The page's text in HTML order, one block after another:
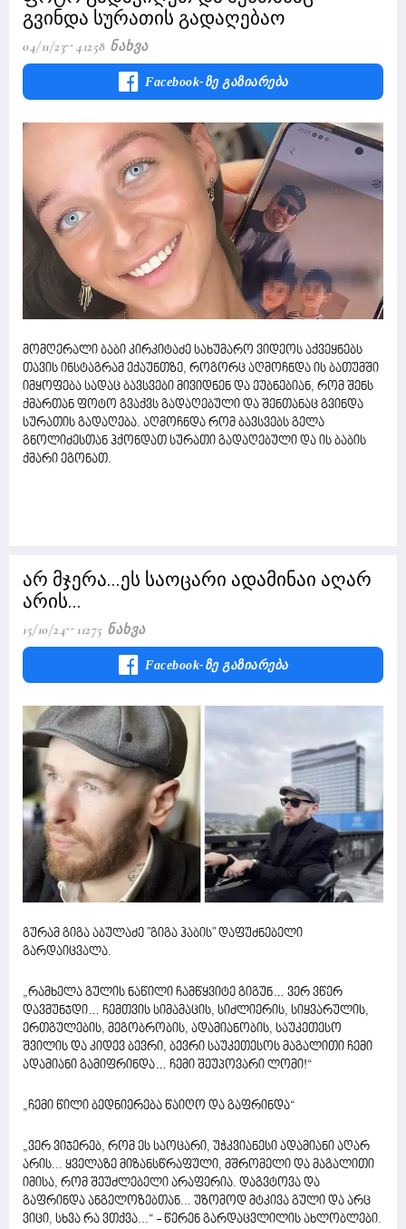
გვინდა სურათის გადაღებაო
04/11/23 41258 Ნახვა
Facebook-Ზე Გაზიარება
მომღერალი ბაბი კირკიტაძე სახუმარო ვიდეოს აქვეყნებს
თავის ინსტაგრამ ექაუნთზე, როგორც აღმოჩნდა ის ბათუმში
იმყოფება სადაც ბავსვები მივიდნენ და ეუბნებიან, რომ შენს
ქმართან ფოტო გვაქვს გადაღებული და შენთანაც გვინდა
სურათის გადაღება. აღმოჩნდა რომ ბავსვებს გელა
გნოლიძესთან ჰქონდათ სურათი გადაღებული და ის ბაბის
ქმარი ეგონათ.
არ მჯერა...ეს საოცარი ადამინაი აღარ
არის...
15/10/24 11275 Ნახვა
Facebook-Ზე Გაზიარება
გურამ გიგა აბულაძე "გიგა ჰაბის" დაფუძნებელი
გარდაიცვალა.
„რამხელა გულის ნაწილი ჩამწყვიტე გიგუნ… ვერ ვწერ
დავმუნჯდი… ჩემთვის სიმამაცის, სიძლიერის, სიყვარულის,
ერთგულების, მეგობრობის, ადამიანობის, საუკეთესო
შვილის და კიდევ ბევრი, ბევრი საუკეთესოს მაგალითი ჩემი
ადამიანი გამიფრინდა… ჩემი შეუპოვარი ლომი!“
„ჩემი წილი ბედნიერება წაიღო და გაფრინდა“
„ვერ ვიჯერებ, რომ ეს საოცარი, უჭკვიანესი ადამიანი აღარ
არის... ყველაზე მიზანსწრაფული, მშრომელი და მაგალითი
იმისა, რომ შეუძლებელი არაფერია. დაგვტოვა და
გაფრინდა ანგელოზებთან... უზომოდ მტკივა გული და არც
ვიცი, სხვა რა ვთქვა...“ - წერენ გარდაცვლილის ახლობლები.